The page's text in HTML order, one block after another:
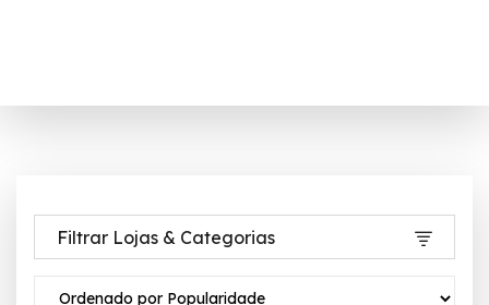
Filtrar Lojas & Categorias